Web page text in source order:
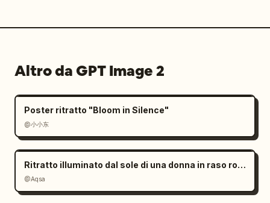
Altro da GPT Image 2
Poster ritratto "Bloom in Silence"
@小小东
Ritratto illuminato dal sole di una donna in raso rosso
@Aqsa